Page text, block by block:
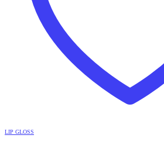
LIP GLOSS